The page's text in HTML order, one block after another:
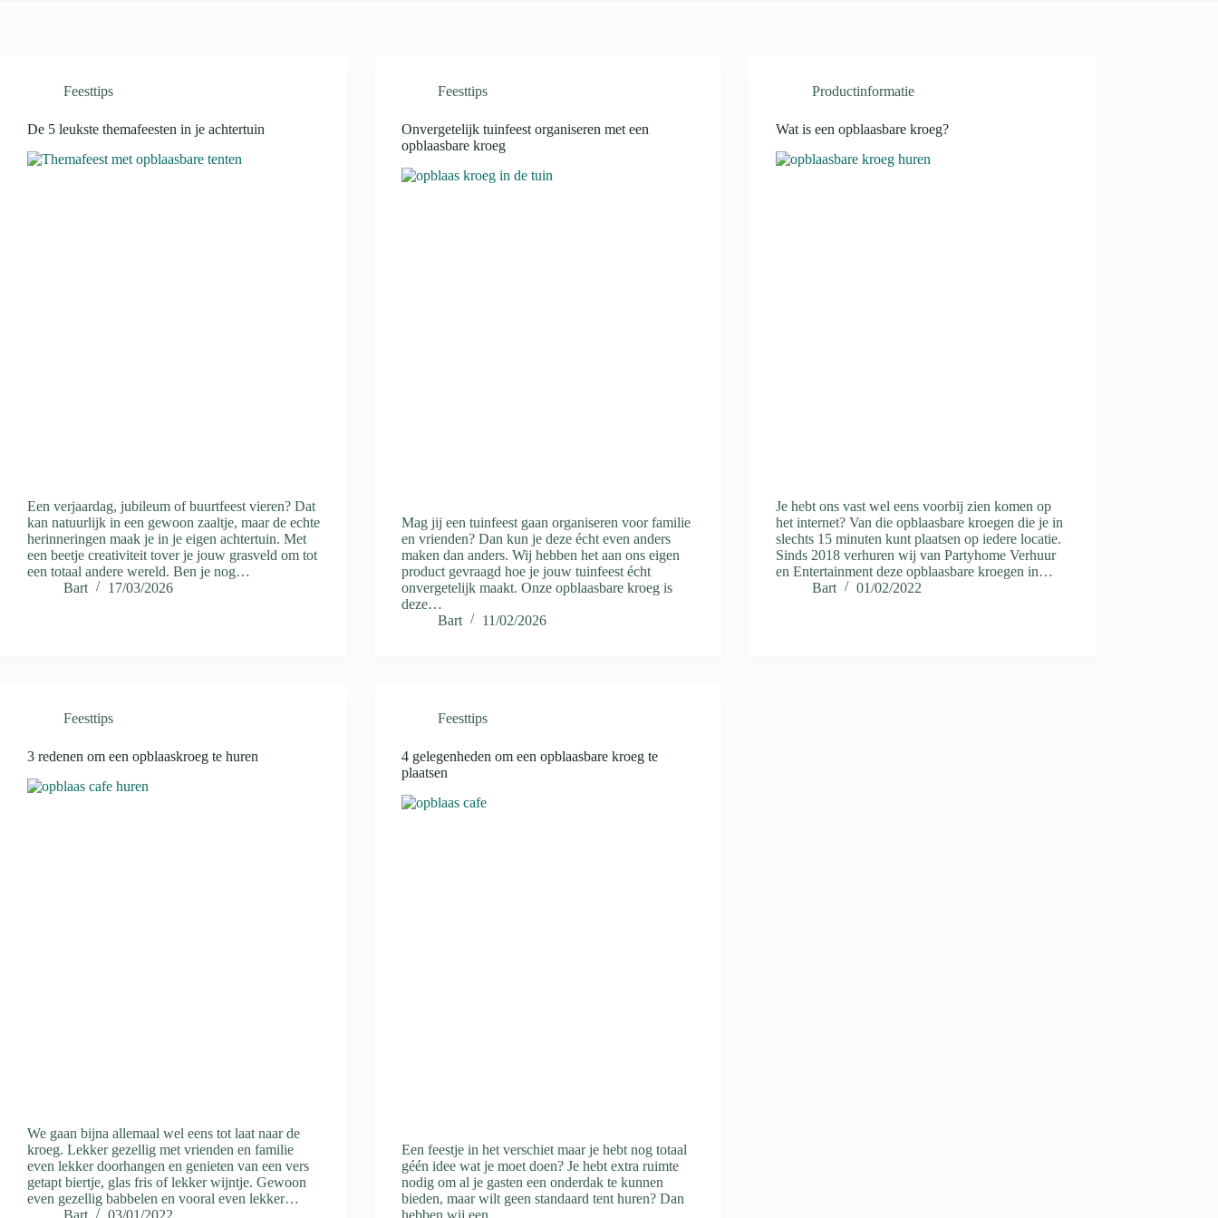
Feesttips
De 5 leukste themafeesten in je achtertuin
Een verjaardag, jubileum of buurtfeest vieren? Dat
kan natuurlijk in een gewoon zaaltje, maar de echte
herinneringen maak je in je eigen achtertuin. Met
een beetje creativiteit tover je jouw grasveld om tot
een totaal andere wereld. Ben je nog…
Bart
17/03/2026
Feesttips
Onvergetelijk tuinfeest organiseren met een
opblaasbare kroeg
Mag jij een tuinfeest gaan organiseren voor familie
en vrienden? Dan kun je deze écht even anders
maken dan anders. Wij hebben het aan ons eigen
product gevraagd hoe je jouw tuinfeest écht
onvergetelijk maakt. Onze opblaasbare kroeg is
deze…
Bart
11/02/2026
Productinformatie
Wat is een opblaasbare kroeg?
Je hebt ons vast wel eens voorbij zien komen op
het internet? Van die opblaasbare kroegen die je in
slechts 15 minuten kunt plaatsen op iedere locatie.
Sinds 2018 verhuren wij van Partyhome Verhuur
en Entertainment deze opblaasbare kroegen in…
Bart
01/02/2022
Feesttips
3 redenen om een opblaaskroeg te huren
We gaan bijna allemaal wel eens tot laat naar de
kroeg. Lekker gezellig met vrienden en familie
even lekker doorhangen en genieten van een vers
getapt biertje, glas fris of lekker wijntje. Gewoon
even gezellig babbelen en vooral even lekker…
Bart
03/01/2022
Feesttips
4 gelegenheden om een opblaasbare kroeg te
plaatsen
Een feestje in het verschiet maar je hebt nog totaal
géén idee wat je moet doen? Je hebt extra ruimte
nodig om al je gasten een onderdak te kunnen
bieden, maar wilt geen standaard tent huren? Dan
hebben wij een…